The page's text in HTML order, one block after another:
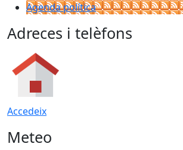
Agenda política
Adreces i telèfons
Accedeix
Meteo